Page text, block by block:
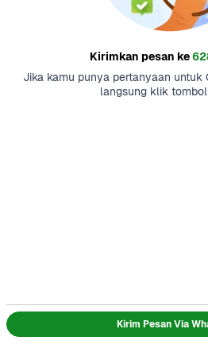
Kirimkan pesan ke
Jika kamu punya pertanyaan untuk
langsung klik
Kirim Pesan Via